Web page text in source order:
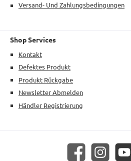
Versand- Und Zahlungsbedingungen
Shop Services
Kontakt
Defektes Produkt
Produkt Rückgabe
Newsletter Abmelden
Händler Registrierung
Facebook Instagram YouTube